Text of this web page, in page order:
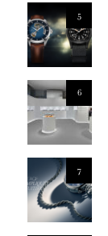
5
6
7